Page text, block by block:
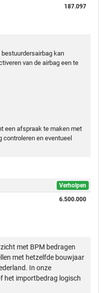
187.097
kan
van de airbag een te
een afspraak te maken met
controleren en eventueel
Verholpen
6.500.000
met BPM bedragen
met hetzelfde bouwjaar
In onze
het importbedrag logisch